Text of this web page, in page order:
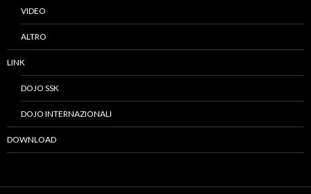
VIDEO
ALTRO
LINK
DOJO SSK
DOJO INTERNAZIONALI
DOWNLOAD